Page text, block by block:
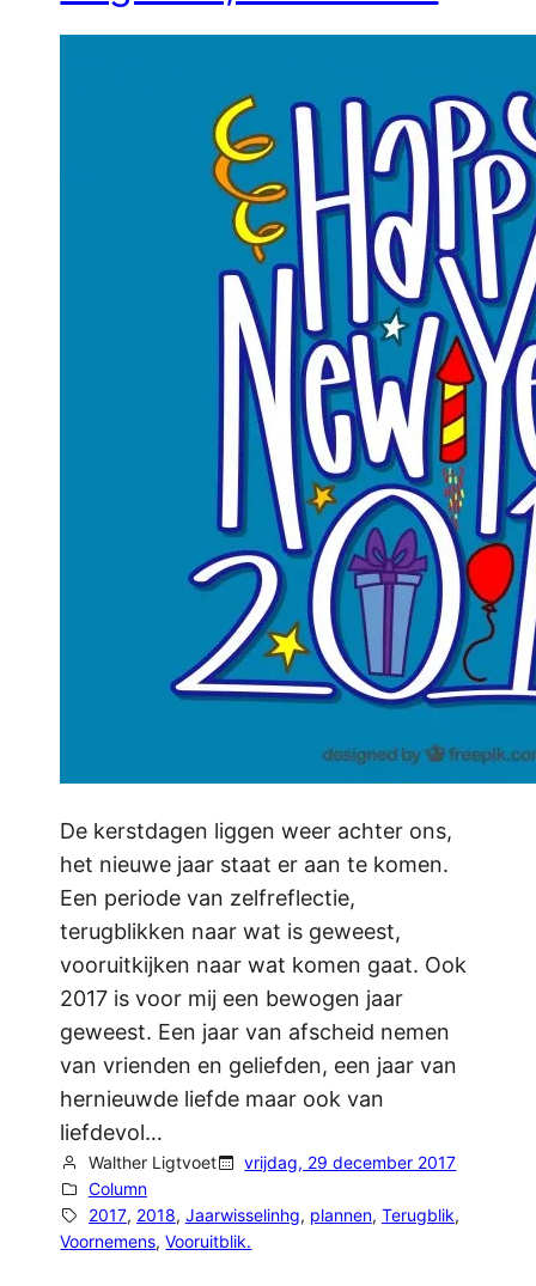
De kerstdagen liggen weer achter ons,
het nieuwe jaar staat er aan te komen.
Een periode van zelfreflectie,
terugblikken naar wat is geweest,
vooruitkijken naar wat komen gaat. Ook
2017 is voor mij een bewogen jaar
geweest. Een jaar van afscheid nemen
van vrienden en geliefden, een jaar van
hernieuwde liefde maar ook van
liefdevol…
Walther Ligtvoet
vrijdag, 29 december 2017
Column
2017, 2018, Jaarwisselinhg, plannen, Terugblik,
Voornemens, Vooruitblik.